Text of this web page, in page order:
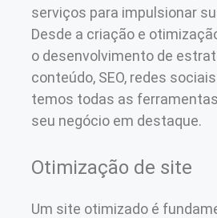
serviços para impulsionar
Desde a criação e
o desenvolvimento de
conteúdo, SEO, redes
temos todas as
seu negócio em destaque.
Otimização de site
Um site otimizado é